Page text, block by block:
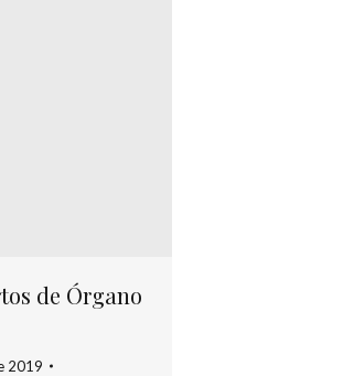
de Órgano
2019